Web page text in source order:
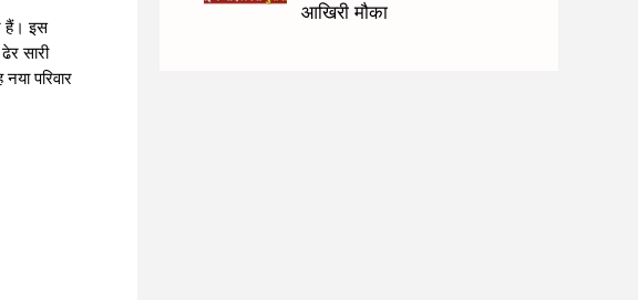
हैं। इस
सारी
परिवार
आखिरी मौका